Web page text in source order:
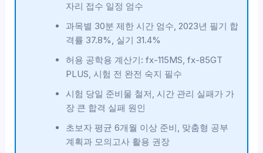
자리 접수 일정 엄수
과목별 30분 제한 시간 엄수, 2023년 필기 합
격률 37.8%, 실기 31.4%
허용 공학용 계산기: fx-115MS, fx-85GT
PLUS, 시험 전 완전 숙지 필수
시험 당일 준비물 철저, 시간 관리 실패가 가
장 큰 합격 실패 원인
초보자 평균 6개월 이상 준비, 맞춤형 공부
계획과 모의고사 활용 권장